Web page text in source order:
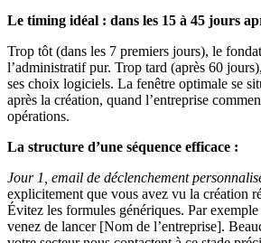
Le timing idéal : dans les 15 à 45 jours
Trop tôt (dans les 7 premiers jours), le
l’administratif pur. Trop tard (après 60
ses choix logiciels. La fenêtre optimale se
après la création, quand l’entreprise
opérations.
La structure d’une séquence efficace :
Jour 1, email de déclenchement
explicitement que vous avez vu la création
Évitez les formules génériques. Par
venez de lancer [Nom de l’entreprise].